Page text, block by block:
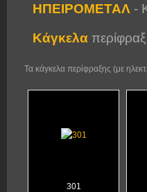
ΗΠΕΙΡΟΜΕΤΑΛ -
Κάγκελα
Τα κάγκελα περίφραξης (με
301